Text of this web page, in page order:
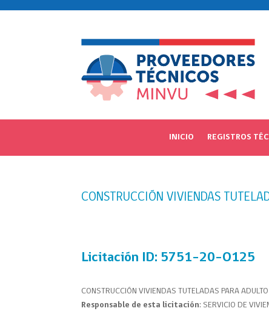
INICIO REGISTROS
CONSTRUCCIÓN VIVIENDAS
Licitación ID: 5751-20-O125
CONSTRUCCIÓN VIVIENDAS TUTELADAS PARA
Responsable de esta licitación: SERVICIO DE